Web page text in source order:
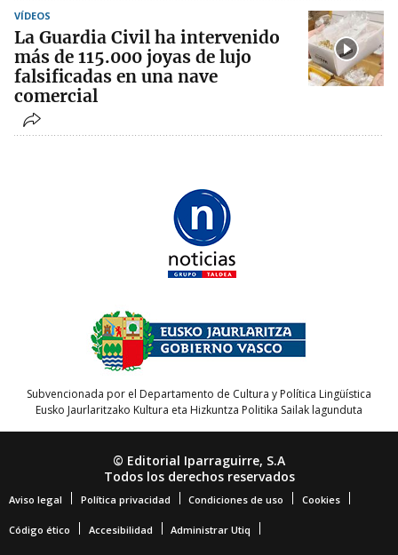
VÍDEOS
La Guardia Civil ha intervenido
más de 115.000 joyas de lujo
falsificadas en una nave
comercial
Subvencionada por el Departamento de Cultura y Política Lingüística
Eusko Jaurlaritzako Kultura eta Hizkuntza Politika Sailak lagunduta
© Editorial Iparraguirre, S.A
Todos los derechos reservados
Aviso legal Política privacidad Condiciones de uso Cookies
Código ético Accesibilidad Administrar Utiq